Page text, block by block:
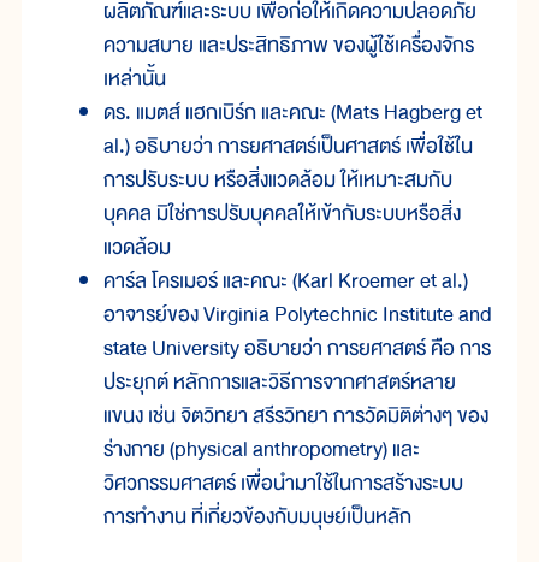
ผลิตภัณฑ์และระบบ เพื่อก่อให้เกิดความปลอดภัย
ความสบาย และประสิทธิภาพ ของผู้ใช้เครื่องจักร
เหล่านั้น
ดร. แมตส์ แฮกเบิร์ก และคณะ (Mats Hagberg et
al.) อธิบายว่า การยศาสตร์เป็นศาสตร์ เพื่อใช้ใน
การปรับระบบ หรือสิ่งแวดล้อม ให้เหมาะสมกับ
บุคคล มิใช่การปรับบุคคลให้เข้ากับระบบหรือสิ่ง
แวดล้อม
คาร์ล โครเมอร์ และคณะ (Karl Kroemer et al.)
อาจารย์ของ Virginia Polytechnic Institute and
state University อธิบายว่า การยศาสตร์ คือ การ
ประยุกต์ หลักการและวิธีการจากศาสตร์หลาย
แขนง เช่น จิตวิทยา สรีรวิทยา การวัดมิติต่างๆ ของ
ร่างกาย (physical anthropometry) และ
วิศวกรรมศาสตร์ เพื่อนำมาใช้ในการสร้างระบบ
การทำงาน ที่เกี่ยวข้องกับมนุษย์เป็นหลัก